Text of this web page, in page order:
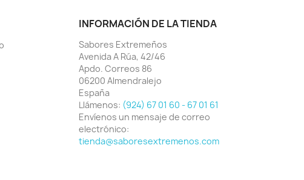
INFORMACIÓN DE LA TIENDA
Sabores Extremeños
Avenida A Rúa, 42/46
Apdo. Correos 86
06200 Almendralejo
España
Llámenos: (924) 67 01 60 - 67 01 61
Envíenos un mensaje de correo
electrónico:
tienda@saboresextremenos.com